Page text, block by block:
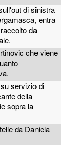
di sinistra
entra
da
che viene
servizio di
della
sopra la
da Daniela